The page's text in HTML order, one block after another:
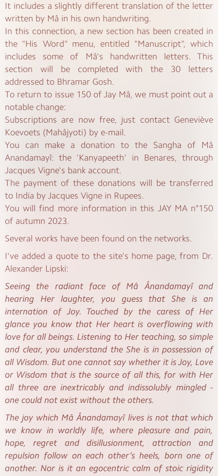
It includes a slightly different translation of the letter
written by Mâ in his own handwriting.
In this connection, a new section has been created in
the "His Word" menu, entitled "Manuscript", which
includes some of Mâ's handwritten letters. This
section will be completed with the 30 letters
addressed to Bhramar Gosh.
To return to issue 150 of Jay Mâ, we must point out a
notable change:
Subscriptions are now free, just contact Geneviève
Koevoets (Mahâjyoti) by e-mail.
You can make a donation to the Sangha of Mâ
Anandamayî: the 'Kanyapeeth' in Benares, through
Jacques Vigne's bank account.
The payment of these donations will be transferred
to India by Jacques Vigne in Rupees.
You will find more information in this JAY MA n°150
of autumn 2023.
Several works have been found on the networks.
I've added a quote to the site's home page, from Dr.
Alexander Lipski:
Seeing the radiant face of Mâ Ânandamayî and
hearing Her laughter, you guess that She is an
internation of Joy. Touched by the caress of Her
glance you know that Her heart is overflowing with
love for all beings. Listening to Her teaching, so simple
and clear, you understand the She is in possession of
all Wisdom. But one cannot say whether it is Joy, Love
or Wisdom that is the source of all this, for with Her
all three are inextricably and indissolubly mingled -
one could not exist without the others.
The joy which Mâ Ânandamayî lives is not that which
we know in worldly life, where pleasure and pain,
hope, regret and disillusionment, attraction and
repulsion follow on each other’s heels, born one of
another. Nor is it an egocentric calm of stoic rigidity